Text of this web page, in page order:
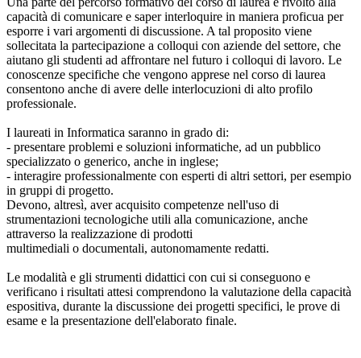
capacità di comunicare e saper interloquire in maniera proficua per
esporre i vari argomenti di discussione. A tal proposito viene
sollecitata la partecipazione a colloqui con aziende del settore, che
aiutano gli studenti ad affrontare nel futuro i colloqui di lavoro. Le
conoscenze specifiche che vengono apprese nel corso di laurea
consentono anche di avere delle interlocuzioni di alto profilo
professionale.
I laureati in Informatica saranno in grado di:
- presentare problemi e soluzioni informatiche, ad un pubblico
specializzato o generico, anche in inglese;
- interagire professionalmente con esperti di altri settori, per esempio
in gruppi di progetto.
Devono, altresì, aver acquisito competenze nell'uso di
strumentazioni tecnologiche utili alla comunicazione, anche
attraverso la realizzazione di prodotti
multimediali o documentali, autonomamente redatti.
Le modalità e gli strumenti didattici con cui si conseguono e
verificano i risultati attesi comprendono la valutazione della capacità
espositiva, durante la discussione dei progetti specifici, le prove di
esame e la presentazione dell'elaborato finale.